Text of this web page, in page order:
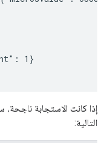
1}
إذا كانت الاستجابة
التالية: